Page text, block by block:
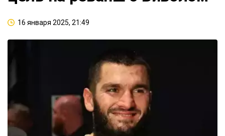
16 января 2025, 21:49